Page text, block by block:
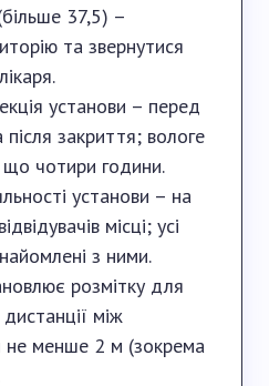
37,5) –
та звернутися
установи – перед
закриття; вологе
чотири години.
установи – на
місці; усі
з ними.
розмітку для
між
не менше 2 м (зокрема